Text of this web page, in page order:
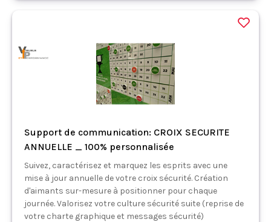
Support de communication: CROIX SECURITE
ANNUELLE _ 100% personnalisée
Suivez, caractérisez et marquez les esprits avec une
mise à jour annuelle de votre croix sécurité. Création
d'aimants sur-mesure à positionner pour chaque
journée. Valorisez votre culture sécurité suite (reprise de
votre charte graphique et messages sécurité)